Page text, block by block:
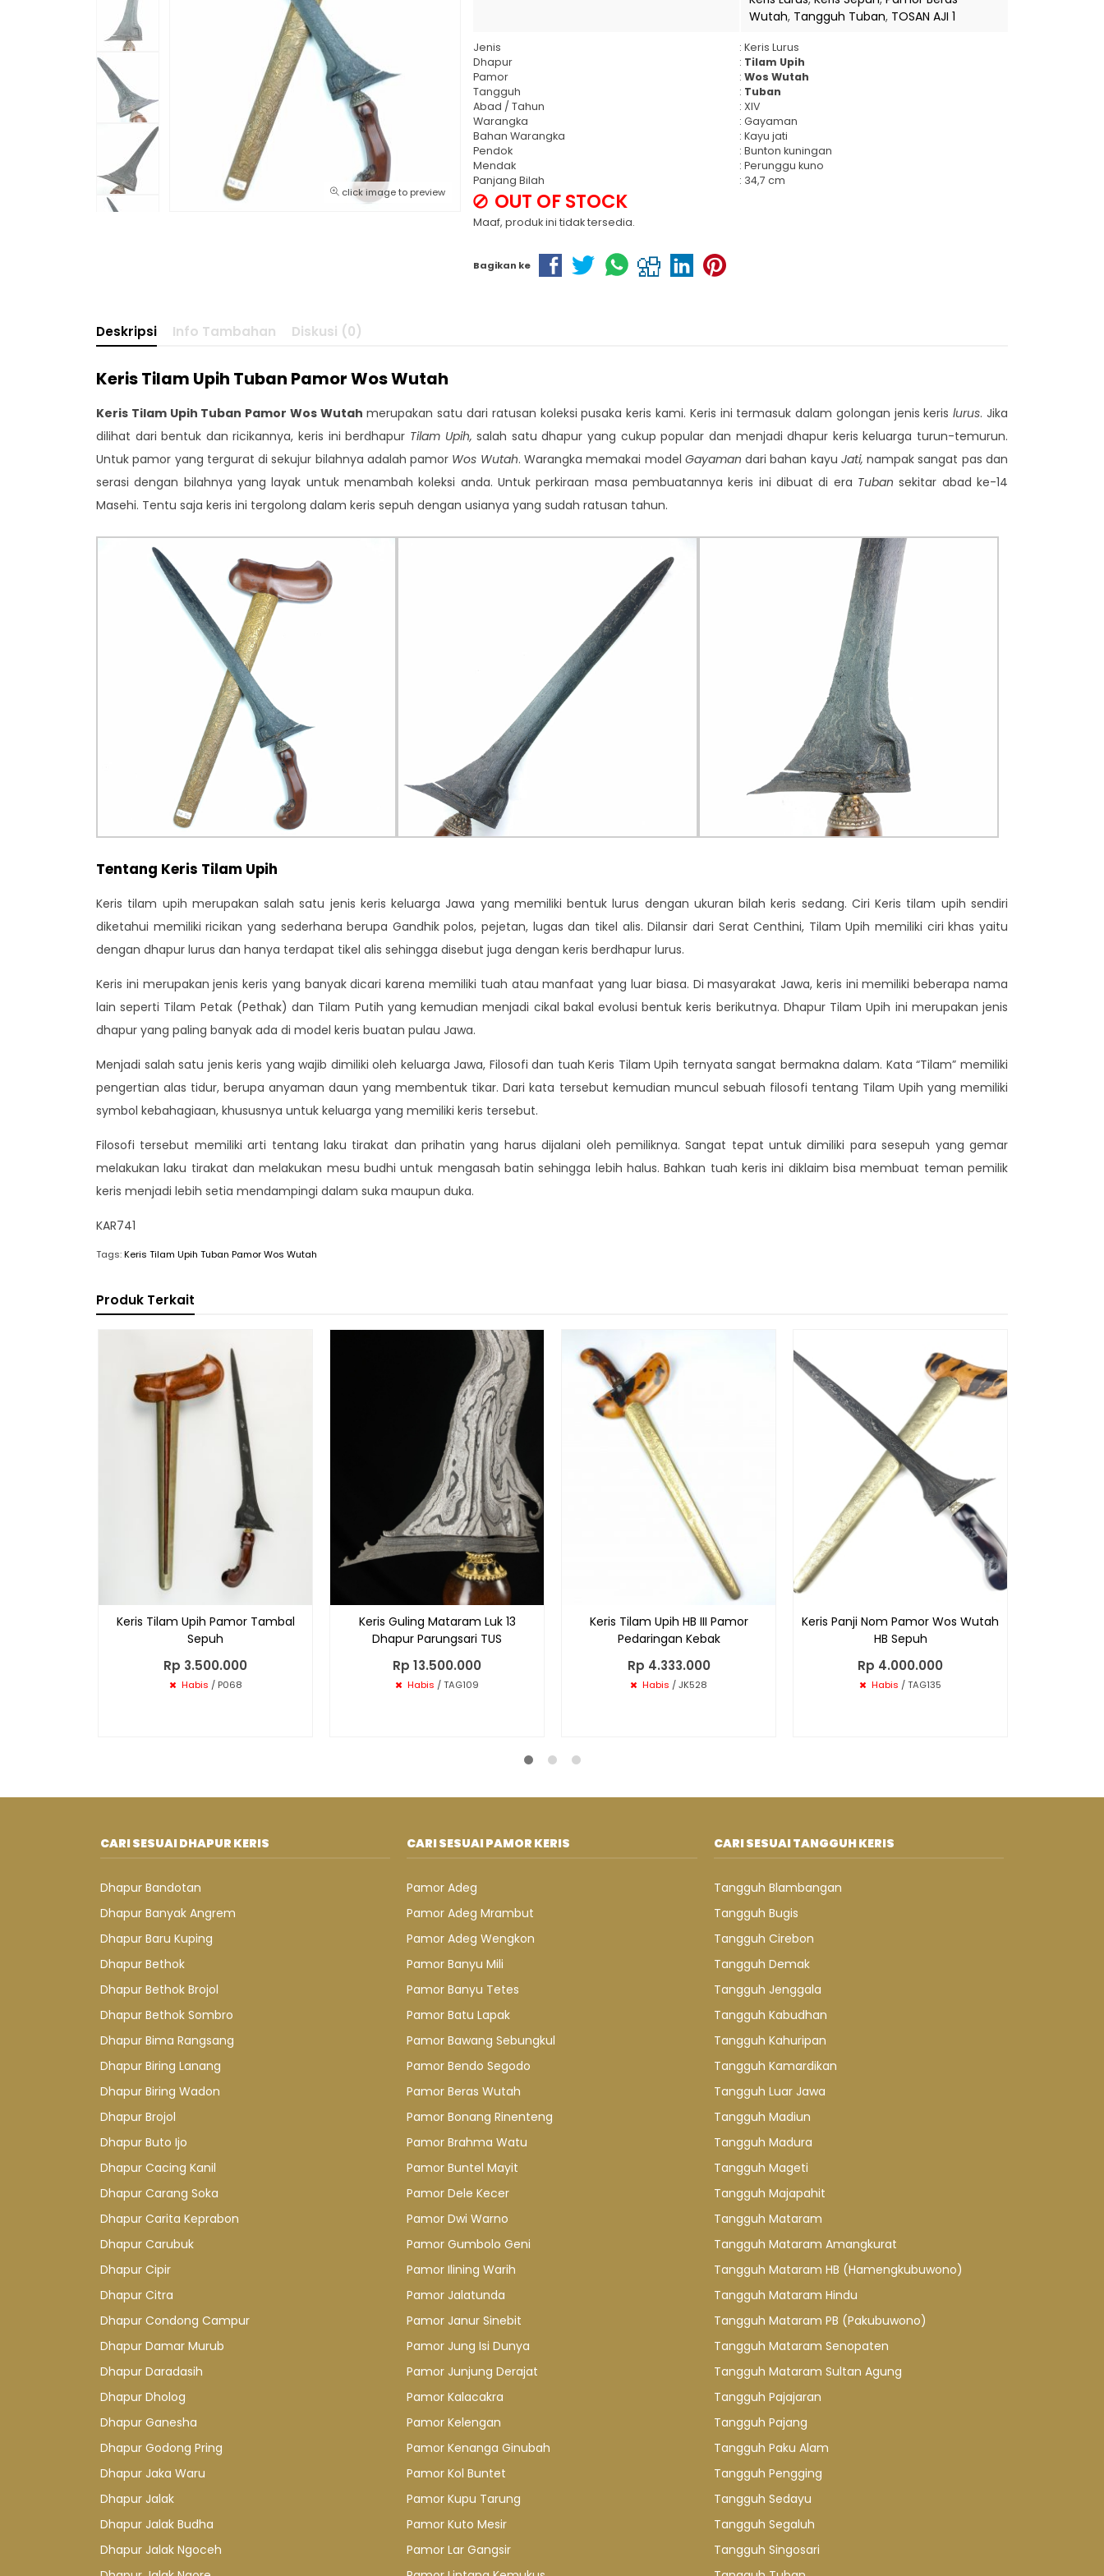
click image to preview
Wutah, Tangguh Tuban, TOSAN AJI 1
Jenis
: Keris Lurus
Dhapur
: Tilam Upih
Pamor
: Wos Wutah
Tangguh
: Tuban
Abad / Tahun
: XIV
Warangka
: Gayaman
Bahan Warangka
: Kayu jati
Pendok
: Bunton kuningan
Mendak
: Perunggu kuno
Panjang Bilah
: 34,7 cm
OUT OF STOCK
Maaf, produk ini tidak tersedia.
Bagikan ke
Deskripsi Info Tambahan Diskusi (0)
Keris Tilam Upih Tuban Pamor Wos Wutah
Keris Tilam Upih Tuban Pamor Wos Wutah merupakan satu dari ratusan koleksi pusaka keris kami. Keris ini termasuk dalam golongan jenis kerislurus. Jika
dilihat dari bentuk dan ricikannya, keris ini berdhapur Tilam Upih,salah satu dhapur yang cukup popular dan menjadi dhapur keris keluarga turun-temurun.
Untuk pamor yang tergurat di sekujur bilahnya adalah pamor Wos Wutah. Warangka memakai model Gayamandari bahan kayu Jati, nampak sangat pas dan
serasi dengan bilahnya yang layak untuk menambah koleksi anda. Untuk perkiraan masa pembuatannya keris ini dibuat di era Tubansekitar abad ke-14
Masehi. Tentu saja keris ini tergolong dalam keris sepuh dengan usianya yang sudah ratusan tahun.
Tentang Keris Tilam Upih
Keris tilam upih merupakan salah satu jenis keris keluarga Jawa yang memiliki bentuk lurus dengan ukuran bilah keris sedang. Ciri Keris tilam upih sendiri
diketahui memiliki ricikan yang sederhana berupa Gandhik polos, pejetan, lugas dan tikel alis. Dilansir dari Serat Centhini, Tilam Upih memiliki ciri khas yaitu
dengan dhapur lurus dan hanya terdapat tikel alis sehingga disebut juga dengan keris berdhapur lurus.
Keris ini merupakan jenis keris yang banyak dicari karena memiliki tuah atau manfaat yang luar biasa. Di masyarakat Jawa, keris ini memiliki beberapa nama
lain seperti Tilam Petak (Pethak) dan Tilam Putih yang kemudian menjadi cikal bakal evolusi bentuk keris berikutnya. Dhapur Tilam Upih ini merupakan jenis
dhapur yang paling banyak ada di model keris buatan pulau Jawa.
Menjadi salah satu jenis keris yang wajib dimiliki oleh keluarga Jawa, Filosofi dan tuah Keris Tilam Upih ternyata sangat bermakna dalam. Kata “Tilam” memiliki
pengertian alas tidur, berupa anyaman daun yang membentuk tikar. Dari kata tersebut kemudian muncul sebuah filosofi tentang Tilam Upih yang memiliki
symbol kebahagiaan, khususnya untuk keluarga yang memiliki keris tersebut.
Filosofi tersebut memiliki arti tentang laku tirakat dan prihatin yang harus dijalani oleh pemiliknya. Sangat tepat untuk dimiliki para sesepuh yang gemar
melakukan laku tirakat dan melakukan mesu budhi untuk mengasah batin sehingga lebih halus. Bahkan tuah keris ini diklaim bisa membuat teman pemilik
keris menjadi lebih setia mendampingi dalam suka maupun duka.
KAR741
Tags:Keris Tilam Upih Tuban Pamor Wos Wutah
Produk Terkait
Keris Tilam Upih Pamor Tambal
Sepuh
Rp 3.500.000
Habis / P068
Keris Guling Mataram Luk 13
Dhapur Parungsari TUS
Rp 13.500.000
Habis / TAG109
Keris Tilam Upih HB III Pamor
Pedaringan Kebak
Rp 4.333.000
Habis / JK528
Keris Panji Nom Pamor Wos Wutah
HB Sepuh
Rp 4.000.000
Habis / TAG135
CARI SESUAI DHAPUR KERIS
Dhapur Bandotan
Dhapur Banyak Angrem
Dhapur Baru Kuping
Dhapur Bethok
Dhapur Bethok Brojol
Dhapur Bethok Sombro
Dhapur Bima Rangsang
Dhapur Biring Lanang
Dhapur Biring Wadon
Dhapur Brojol
Dhapur Buto Ijo
Dhapur Cacing Kanil
Dhapur Carang Soka
Dhapur Carita Keprabon
Dhapur Carubuk
Dhapur Cipir
Dhapur Citra
Dhapur Condong Campur
Dhapur Damar Murub
Dhapur Daradasih
Dhapur Dholog
Dhapur Ganesha
Dhapur Godong Pring
Dhapur Jaka Waru
Dhapur Jalak
Dhapur Jalak Budha
Dhapur Jalak Ngoceh
CARI SESUAI PAMOR KERIS
Pamor Adeg
Pamor Adeg Mrambut
Pamor Adeg Wengkon
Pamor Banyu Mili
Pamor Banyu Tetes
Pamor Batu Lapak
Pamor Bawang Sebungkul
Pamor Bendo Segodo
Pamor Beras Wutah
Pamor Bonang Rinenteng
Pamor Brahma Watu
Pamor Buntel Mayit
Pamor Dele Kecer
Pamor Dwi Warno
Pamor Gumbolo Geni
Pamor Ilining Warih
Pamor Jalatunda
Pamor Janur Sinebit
Pamor Jung Isi Dunya
Pamor Junjung Derajat
Pamor Kalacakra
Pamor Kelengan
Pamor Kenanga Ginubah
Pamor Kol Buntet
Pamor Kupu Tarung
Pamor Kuto Mesir
Pamor Lar Gangsir
CARI SESUAI TANGGUH KERIS
Tangguh Blambangan
Tangguh Bugis
Tangguh Cirebon
Tangguh Demak
Tangguh Jenggala
Tangguh Kabudhan
Tangguh Kahuripan
Tangguh Kamardikan
Tangguh Luar Jawa
Tangguh Madiun
Tangguh Madura
Tangguh Mageti
Tangguh Majapahit
Tangguh Mataram
Tangguh Mataram Amangkurat
Tangguh Mataram HB (Hamengkubuwono)
Tangguh Mataram Hindu
Tangguh Mataram PB (Pakubuwono)
Tangguh Mataram Senopaten
Tangguh Mataram Sultan Agung
Tangguh Pajajaran
Tangguh Pajang
Tangguh Paku Alam
Tangguh Pengging
Tangguh Sedayu
Tangguh Segaluh
Tangguh Singosari